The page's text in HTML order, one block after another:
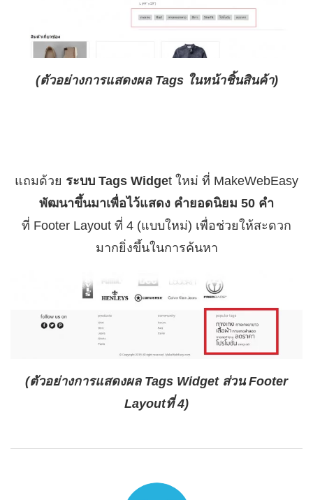
(ตัวอย่างการแสดงผล Tags ในหน้าชิ้นสินค้า)
แถมด้วย ระบบ Tags Widget ใหม่ ที่ MakeWebEasy
พัฒนาขึ้นมาเพื่อไว้แสดง คำยอดนิยม 50 คำ
ที่ Footer Layout ที่ 4 (แบบใหม่) เพื่อช่วยให้สะดวก
มากยิ่งขึ้นในการค้นหา
(ตัวอย่างการแสดงผล Tags Widget ส่วน Footer
Layoutที่ 4)